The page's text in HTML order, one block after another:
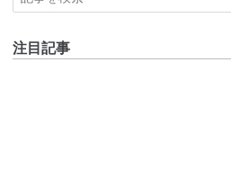
注目記事